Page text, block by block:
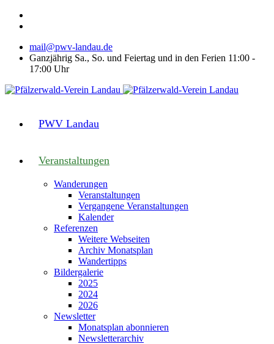
mail@pwv-landau.de
Ganzjährig Sa., So. und Feiertag und in den Ferien 11:00 -
17:00 Uhr
PWV Landau
Veranstaltungen
Wanderungen
Veranstaltungen
Vergangene Veranstaltungen
Kalender
Referenzen
Weitere Webseiten
Archiv Monatsplan
Wandertipps
Bildergalerie
2025
2024
2026
Newsletter
Monatsplan abonnieren
Newsletterarchiv